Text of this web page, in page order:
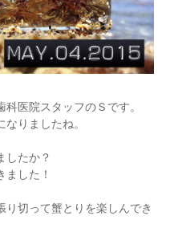
医院スタッフのＳです。
りましたね。
したか？
した！
り切って蟹とりを楽しんでき